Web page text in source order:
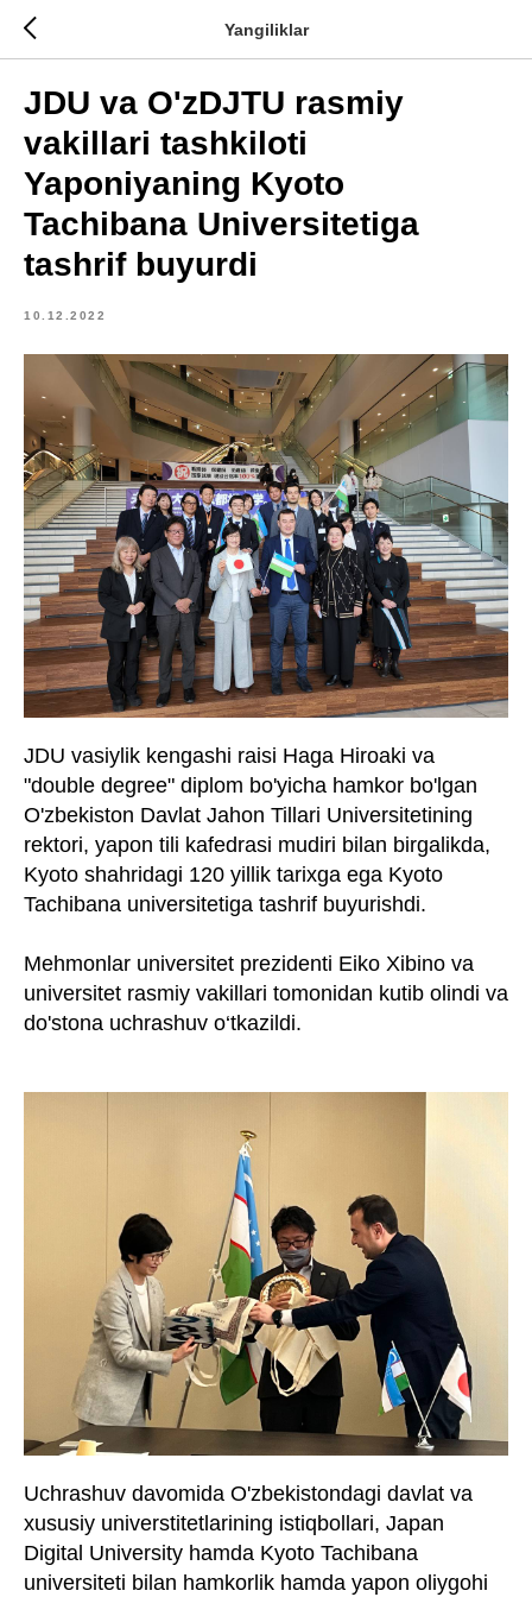
Yangiliklar
JDU va O'zDJTU rasmiy
vakillari tashkiloti
Yaponiyaning Kyoto
Tachibana Universitetiga
tashrif buyurdi
10.12.2022
JDU vasiylik kengashi raisi Haga Hiroaki va
"double degree" diplom bo'yicha hamkor bo'lgan
O'zbekiston Davlat Jahon Tillari Universitetining
rektori, yapon tili kafedrasi mudiri bilan birgalikda,
Kyoto shahridagi 120 yillik tarixga ega Kyoto
Tachibana universitetiga tashrif buyurishdi.
Mehmonlar universitet prezidenti Eiko Xibino va
universitet rasmiy vakillari tomonidan kutib olindi va
do'stona uchrashuv o‘tkazildi.
Uchrashuv davomida O'zbekistondagi davlat va
xususiy universtitetlarining istiqbollari, Japan
Digital University hamda Kyoto Tachibana
universiteti bilan hamkorlik hamda yapon oliygohi